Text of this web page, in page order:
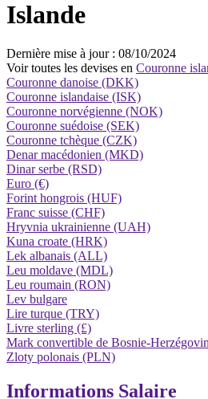
Islande
Dernière mise à jour : 08/10/2024
Voir toutes les devises en Couronne
Couronne danoise (DKK)
Couronne islandaise (ISK)
Couronne norvégienne (NOK)
Couronne suédoise (SEK)
Couronne tchèque (CZK)
Denar macédonien (MKD)
Dinar serbe (RSD)
Euro (€)
Forint hongrois (HUF)
Franc suisse (CHF)
Hryvnia ukrainienne (UAH)
Kuna croate (HRK)
Lek albanais (ALL)
Leu moldave (MDL)
Leu roumain (RON)
Lev bulgare
Lire turque (TRY)
Livre sterling (£)
Mark convertible de Bosnie-
Zloty polonais (PLN)
Informations Salaire